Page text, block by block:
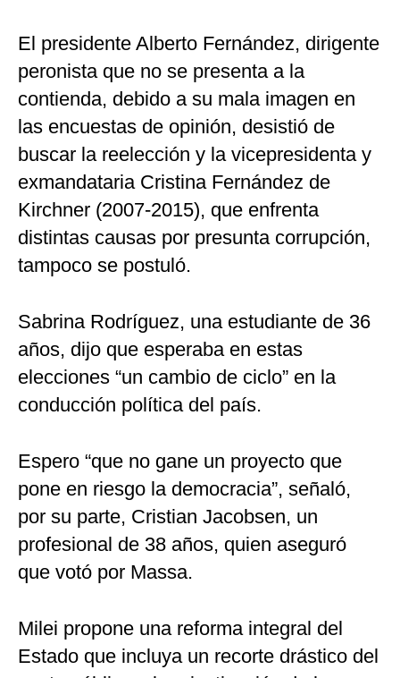
El presidente Alberto Fernández, dirigente
peronista que no se presenta a la
contienda, debido a su mala imagen en
las encuestas de opinión, desistió de
buscar la reelección y la vicepresidenta y
exmandataria Cristina Fernández de
Kirchner (2007-2015), que enfrenta
distintas causas por presunta corrupción,
tampoco se postuló.
Sabrina Rodríguez, una estudiante de 36
años, dijo que esperaba en estas
elecciones “un cambio de ciclo” en la
conducción política del país.
Espero “que no gane un proyecto que
pone en riesgo la democracia”, señaló,
por su parte, Cristian Jacobsen, un
profesional de 38 años, quien aseguró
que votó por Massa.
Milei propone una reforma integral del
Estado que incluya un recorte drástico del